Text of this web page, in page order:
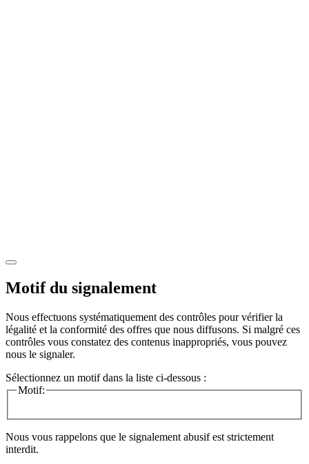
Motif du signalement
Nous effectuons systématiquement des contrôles pour vérifier la
légalité et la conformité des offres que nous diffusons. Si malgré ces
contrôles vous constatez des contenus inappropriés, vous pouvez
nous le signaler.
Sélectionnez un motif dans la liste ci-dessous :
Motif:
Nous vous rappelons que le signalement abusif est strictement
interdit.